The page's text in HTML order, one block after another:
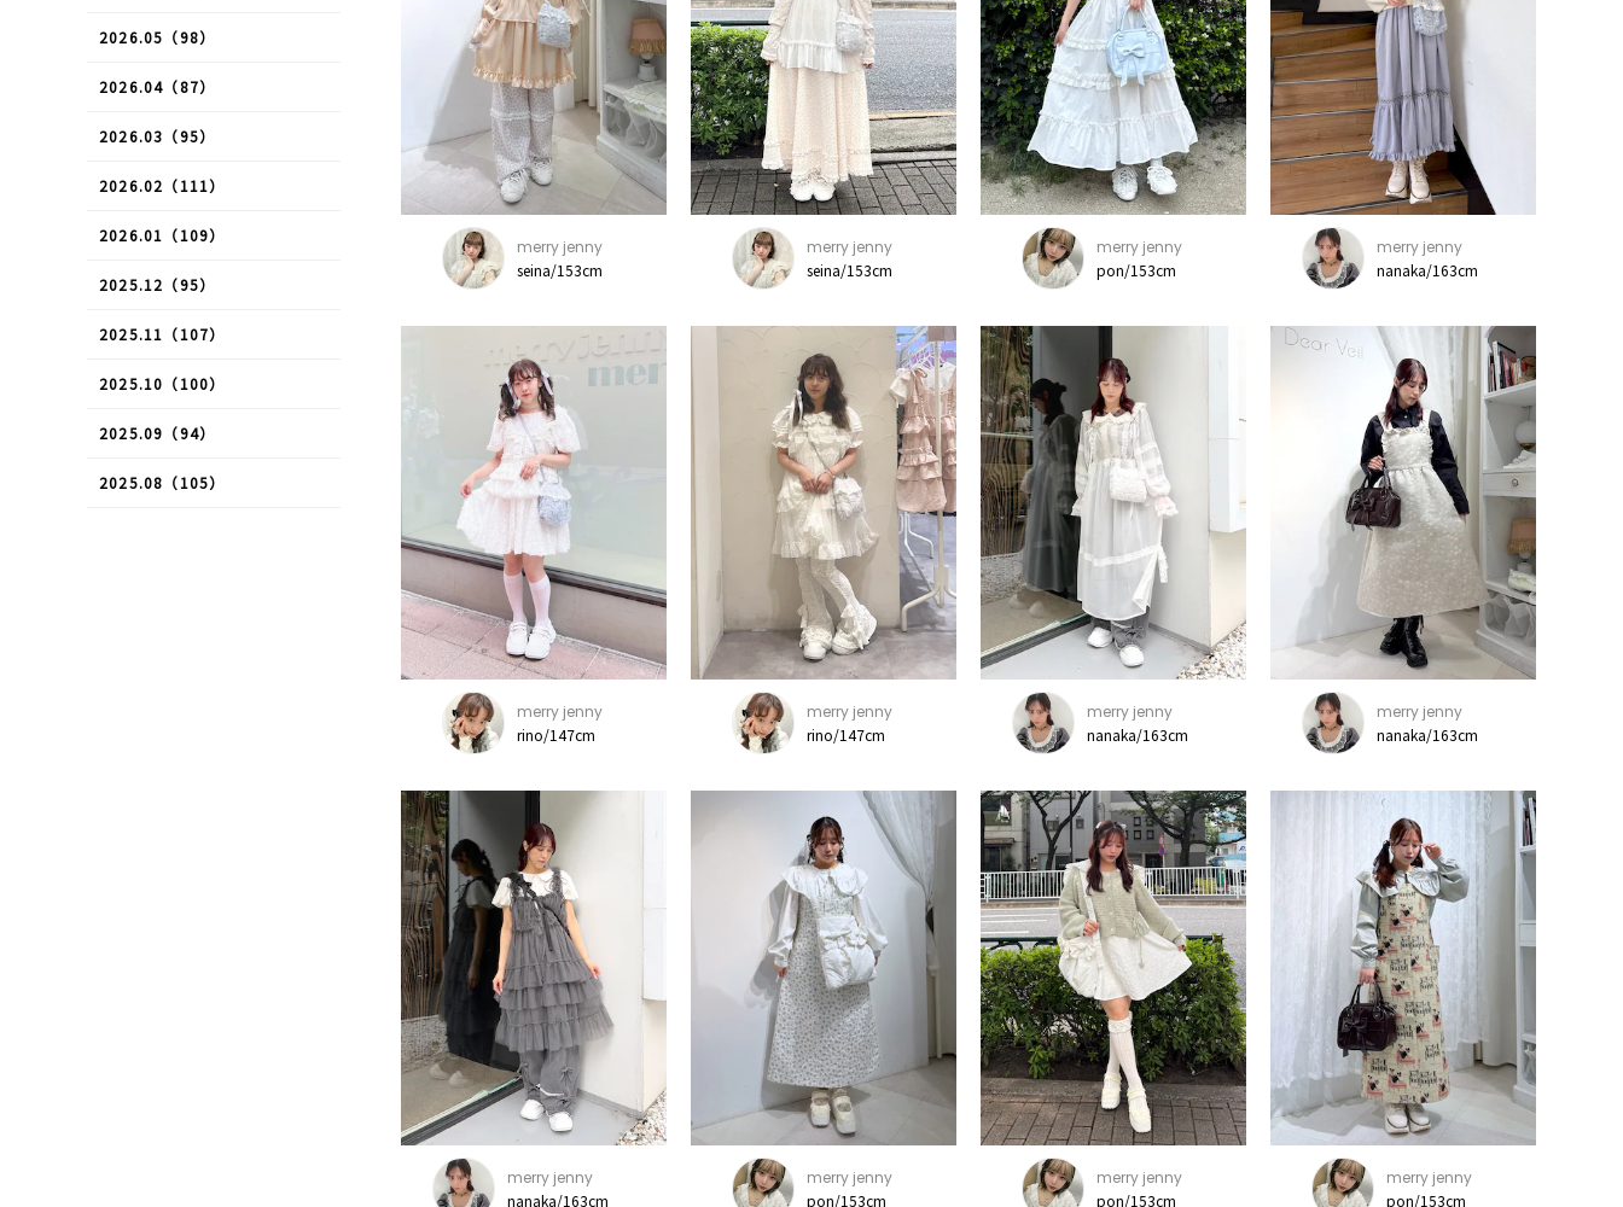
merry jenny
seina/153cm
merry jenny
seina/153cm
merry jenny
pon/153cm
merry jenny
nanaka/163cm
merry jenny
rino/147cm
merry jenny
rino/147cm
merry jenny
nanaka/163cm
merry jenny
nanaka/163cm
merry jenny
nanaka/163cm
merry jenny
pon/153cm
merry jenny
pon/153cm
merry jenny
pon/153cm
2026.05（98）
2026.04（87）
2026.03（95）
2026.02（111）
2026.01（109）
2025.12（95）
2025.11（107）
2025.10（100）
2025.09（94）
2025.08（105）